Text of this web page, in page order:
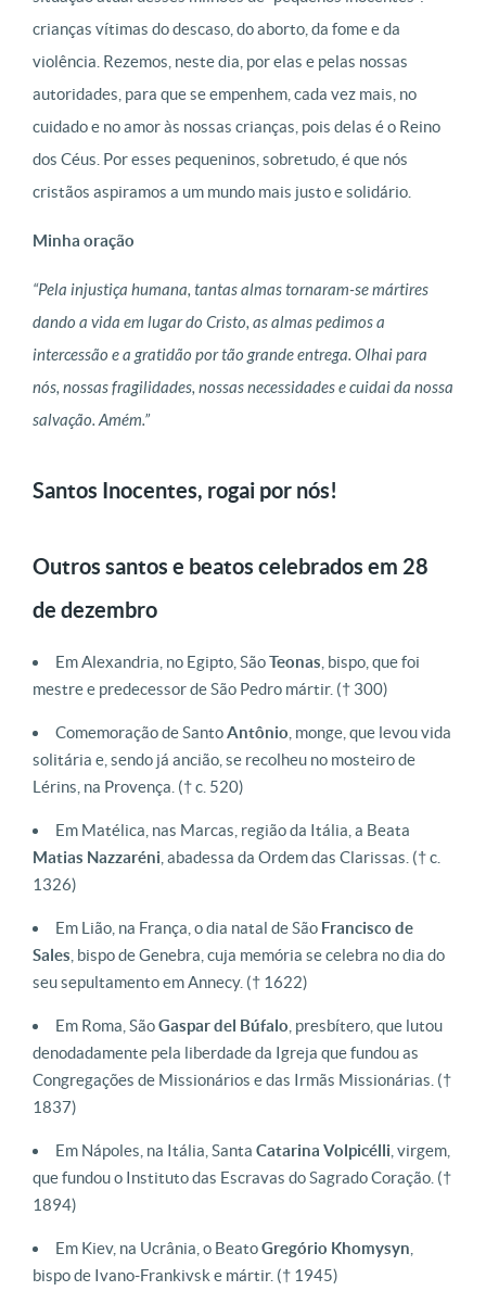
crianças vítimas do descaso, do aborto, da fome e da
violência. Rezemos, neste dia, por elas e pelas nossas
autoridades, para que se empenhem, cada vez mais, no
cuidado e no amor às nossas crianças, pois delas é o Reino
dos Céus. Por esses pequeninos, sobretudo, é que nós
cristãos aspiramos a um mundo mais justo e solidário.
Minha oração
“Pela injustiça humana, tantas almas tornaram-se mártires
dando a vida em lugar do Cristo, as almas pedimos a
intercessão e a gratidão por tão grande entrega. Olhai para
nós, nossas fragilidades, nossas necessidades e cuidai da nossa
salvação. Amém.”
Santos Inocentes, rogai por nós!
Outros santos e beatos celebrados em 28
de dezembro
Em Alexandria, no Egipto, SãoTeonas , bispo, que foi
mestre e predecessor de São Pedro mártir. († 300)
Comemoração de SantoAntônio , monge, que levou vida
solitária e, sendo já ancião, se recolheu no mosteiro de
Lérins, na Provença. († c. 520)
Em Matélica, nas Marcas, região da Itália, a Beata
Matias Nazzaréni , abadessa da Ordem das Clarissas. († c.
1326)
Em Lião, na França, o dia natal de São Francisco de
Sales , bispo de Genebra, cuja memória se celebra no dia do
seu sepultamento em Annecy. († 1622)
Em Roma, SãoGaspardel Búfalo , presbítero, que lutou
denodadamente pela liberdade da Igreja que fundou as
Congregações de Missionários e das Irmãs Missionárias. (†
1837)
Em Nápoles, na Itália, Santa Catarina Volpicélli , virgem,
que fundou o Instituto das Escravas do Sagrado Coração. (†
1894)
Em Kiev, na Ucrânia, o BeatoGregório Khomysyn
bispo de Ivano-Frankivsk e mártir. († 1945)